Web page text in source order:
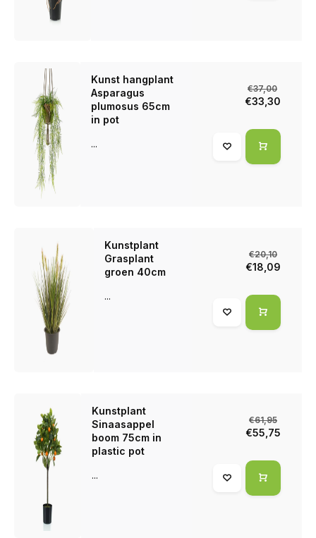
Kunst hangplant
Asparagus
plumosus 65cm
in pot
...
€37,00
€33,30
Kunstplant
Grasplant
groen 40cm
...
€20,10
€18,09
Kunstplant
Sinaasappel
boom 75cm in
plastic pot
...
€61,95
€55,75